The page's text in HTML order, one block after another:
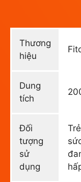
Thương
hiệu
Dung
tích
Đối
tượng
sử
dụng